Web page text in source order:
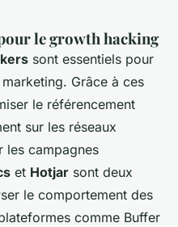
le growth hacking
sont essentiels pour
Grâce à ces
le référencement
sur les réseaux
les campagnes
et Hotjar sont deux
le comportement des
comme Buffer